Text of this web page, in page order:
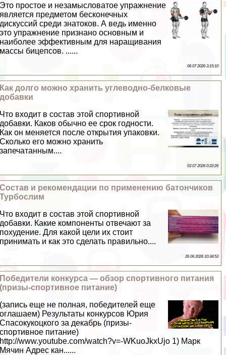
Это простое и незамысловатое упражнение
является предметом бесконечных
дискуссий среди знатоков. А ведь именно
это упражнение признано основным и
наиболее эффективным для наращивания
массы бицепсов. ......
06 07 2026 3:15:10
Как долго можно хранить углеводно-белковые
добавки
Что входит в состав этой спортивной
добавки. Каков обычно ее срок годности.
Как он меняется после открытия упаковки.
Сколько его можно хранить
запечатанным....
03 07 2026 0:22:26
Состав и рекомендации по применению батончиков
Турбослим
Что входит в состав этой спортивной
добавки. Какие компоненты отвечают за
похудение. Для какой цели их стоит
принимать и как это сделать правильно....
26 06 2026 10:34:53
Победители конкурса — обзор спортивного питания
(призы-спортивное питание)
(запись еще не полная, победителей еще
оглашаем) Результаты конкурсов Юрия
Спасокукоцкого за декабрь (призы-
спортивное питание)
http://www.youtube.com/watch?v=-WKuoJkxUjo 1) Марк
Мячин Адрес кан......